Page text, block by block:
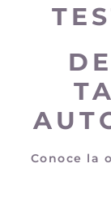
Conoce la